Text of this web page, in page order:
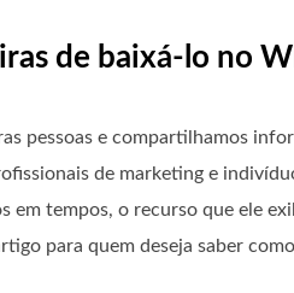
de baixá-lo no
pessoas e compartilhamos
de marketing e
tempos, o recurso que ele
para quem deseja saber